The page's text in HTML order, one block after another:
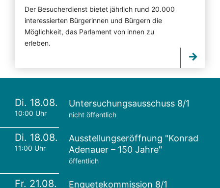
Der Besucherdienst bietet jährlich rund 20.000
interessierten Bürgerinnen und Bürgern die
Möglichkeit, das Parlament von innen zu
erleben.
Di. 18.08.
10:00 Uhr
Untersuchungsausschuss 8/1
nicht öffentlich
Di. 18.08.
11:00 Uhr
Ausstellungseröffnung "Konrad
Adenauer – 150 Jahre"
öffentlich
Fr. 21.08. Enquetekommission 8/1